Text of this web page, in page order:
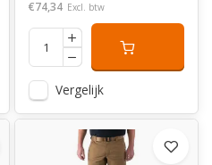
€74,34 Excl. btw
Vergelijk